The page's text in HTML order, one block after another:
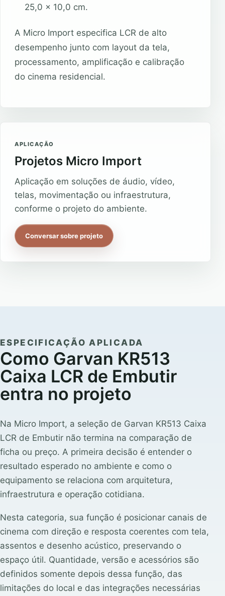
25,0 x 10,0 cm.
A Micro Import especifica LCR de alto
desempenho junto com layout da tela,
processamento, amplificação e calibração
do cinema residencial.
APLICAÇÃO
Projetos Micro Import
Aplicação em soluções de áudio, vídeo,
telas, movimentação ou infraestrutura,
conforme o projeto do ambiente.
Conversar sobre projeto
ESPECIFICAÇÃO APLICADA
Como Garvan KR513
Caixa LCR de Embutir
entra no projeto
Na Micro Import, a seleção de Garvan KR513 Caixa
LCR de Embutir não termina na comparação de
ficha ou preço. A primeira decisão é entender o
resultado esperado no ambiente e como o
equipamento se relaciona com arquitetura,
infraestrutura e operação cotidiana.
Nesta categoria, sua função é posicionar canais de
cinema com direção e resposta coerentes com tela,
assentos e desenho acústico, preservando o
espaço útil. Quantidade, versão e acessórios são
definidos somente depois dessa função, das
limitações do local e das integrações necessárias